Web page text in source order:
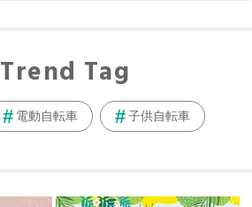
Trend Tag
電動自転車 子供自転車